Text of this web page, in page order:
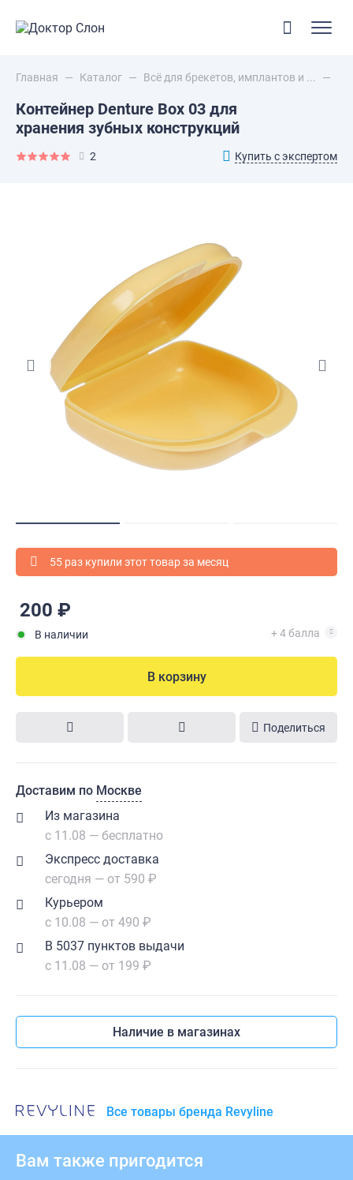
Главная — Каталог — Всё для брекетов, имплантов и ... —
Контейнер Denture Box 03 для
хранения зубных конструкций
2 Купить с экспертом
55 раз купили этот товар за месяц
200 ₽
В наличии + 4 балла
В корзину
Поделиться
Доставим по Москве
Из магазина
с 11.08 — бесплатно
Экспресс доставка
сегодня — от 590 ₽
Курьером
с 10.08 — от 490 ₽
В 5037 пунктов выдачи
с 11.08 — от 199 ₽
Наличие в магазинах
Все товары бренда Revyline
Вам также пригодится